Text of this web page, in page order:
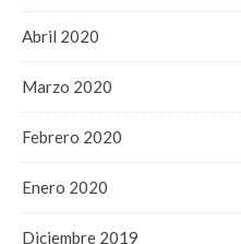
Abril 2020
Marzo 2020
Febrero 2020
Enero 2020
Diciembre 2019